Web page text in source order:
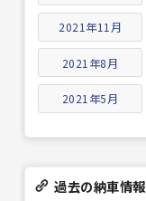
2021年11月
2021年8月
2021年5月
過去の納車情報